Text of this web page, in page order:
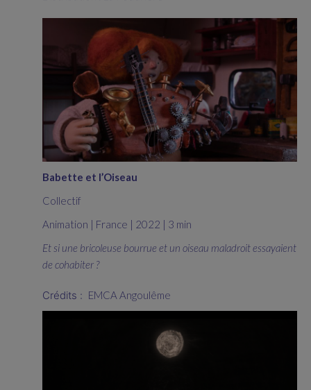
Babette et l’Oiseau
Collectif
Animation | France | 2022 | 3 min
Et si une bricoleuse bourrue et un oiseau maladroit essayaient
de cohabiter ?
Crédits : EMCA Angoulême